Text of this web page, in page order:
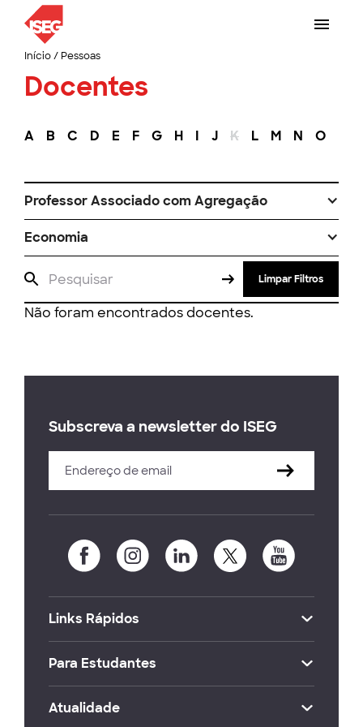
Início/ Pessoas
Docentes
A B C D E F G H I J K L M N O
Professor Associado com Agregação
Economia
Limpar Filtros
Não foram encontrados docentes.
Subscreva a newsletter do ISEG
Links Rápidos
Para Estudantes
Atualidade